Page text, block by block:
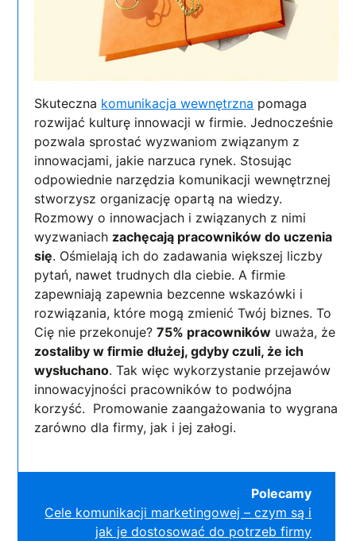
Skuteczna komunikacja wewnętrzna pomaga
rozwijać kulturę innowacji w firmie. Jednocześnie
pozwala sprostać wyzwaniom związanym z
innowacjami, jakie narzuca rynek. Stosując
odpowiednie narzędzia komunikacji wewnętrznej
stworzysz organizację opartą na wiedzy.
Rozmowy o innowacjach i związanych z nimi
wyzwaniach zachęcają pracowników do uczenia
się. Ośmielają ich do zadawania większej liczby
pytań, nawet trudnych dla ciebie. A firmie
zapewniają zapewnia bezcenne wskazówki i
rozwiązania, które mogą zmienić Twój biznes. To
Cię nie przekonuje?75% pracowników uważa, że
zostaliby w firmie dłużej, gdyby czuli, że ich
wysłuchano. Tak więc wykorzystanie przejawów
innowacyjności pracowników to podwójna
korzyść. Promowanie zaangażowania to wygrana
zarówno dla firmy, jak i jej załogi.
Polecamy
Cele komunikacji marketingowej – czym są i
jak je dostosować do potrzeb firmy